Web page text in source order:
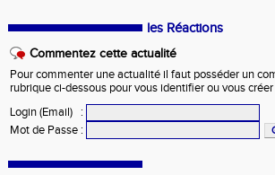
les Réactions
Commentez cette actualité
Pour commenter une actualité il faut posséder un
rubrique ci-dessous pour vous identifier ou vous
Login (Email)
:
Mot de Passe :